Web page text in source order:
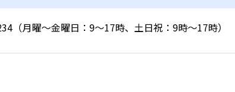
月曜～金曜日：9～17時、土日祝：9時～17時）